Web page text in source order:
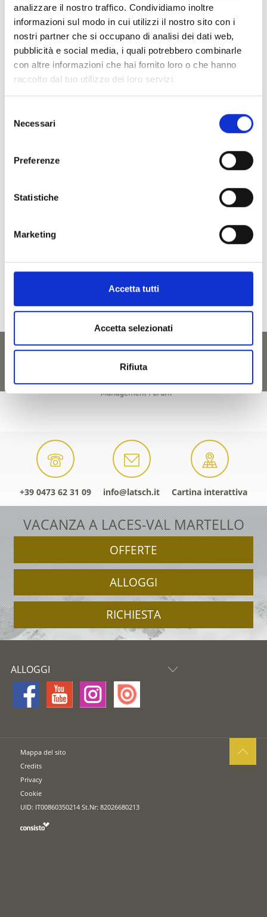
analizzare il nostro traffico. Condividiamo inoltre
informazioni sul modo in cui utilizzi il nostro sito con i
nostri partner che si occupano di analisi dei dati web,
pubblicità e social media, i quali potrebbero combinarle
con altre informazioni che hai fornito loro o che hanno
raccolto dal tuo utilizzo dei loro servizi.
delNecessari
Preferenze
Statistiche
Marketing
Accetta tutti
Accetta selezionati
Rifiuta
MACELLERIA RINNER
Via Principale 122
39021 Laces
info@rinner-speck.it
T+39 0473 623138
IL CONTENUTO VI È STATO UTILE?
Sì
No
+39 0473 62 31 09 info@latsch.it Cartina interattiva
VACANZA A LACES-VAL MARTELLO
OFFERTE
ALLOGGI
RICHIESTA
ALLOGGI
Mappa del sito
Credits
Privacy
Cookie
UID: IT00860350214 St.Nr: 82026680213